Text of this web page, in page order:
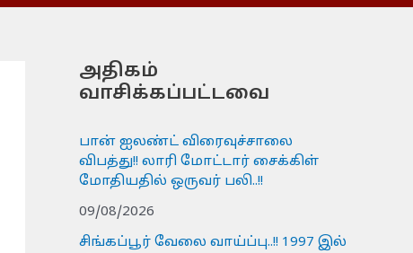
அதிகம்
வாசிக்கப்பட்டவை
பான் ஐலண்ட் விரைவுச்சாலை
விபத்து!! லாரி மோட்டார் சைக்கிள்
மோதியதில் ஒருவர் பலி..!!
09/08/2026
சிங்கப்பூர் வேலை வாய்ப்பு..!! 1997 இல்